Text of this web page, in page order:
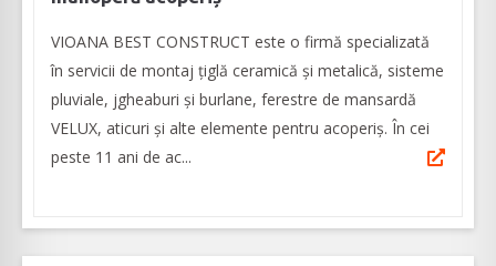
VIOANA BEST CONSTRUCT este o firmă specializată
în servicii de montaj țiglă ceramică și metalică, sisteme
pluviale, jgheaburi și burlane, ferestre de mansardă
VELUX, aticuri și alte elemente pentru acoperiș. În cei
peste 11 ani de ac...